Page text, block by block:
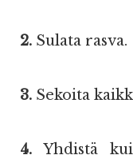
2. Sulata rasva.
3. Sekoita
4. Yhdistä